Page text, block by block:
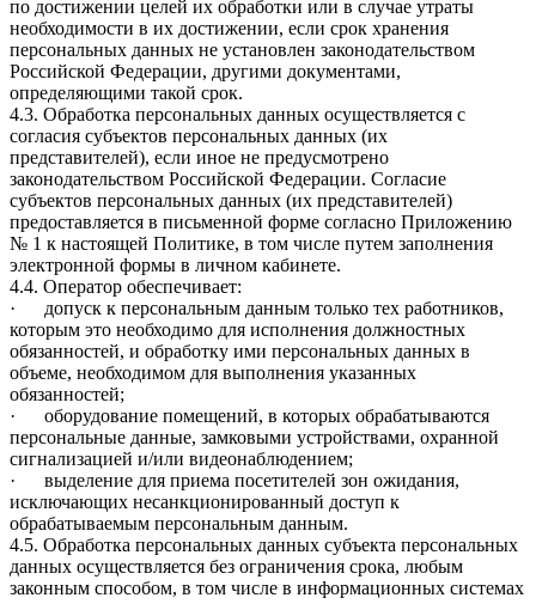
по достижении целей их обработки или в случае утраты
необходимости в их достижении, если срок хранения
персональных данных не установлен законодательством
Российской Федерации, другими документами,
определяющими такой срок.
4.3. Обработка персональных данных осуществляется с
согласия субъектов персональных данных (их
представителей), если иное не предусмотрено
законодательством Российской Федерации. Согласие
субъектов персональных данных (их представителей)
предоставляется в письменной форме согласно Приложению
№ 1 к настоящей Политике, в том числе путем заполнения
электронной формы в личном кабинете.
4.4. Оператор обеспечивает:
· допуск к персональным данным только тех работников,
которым это необходимо для исполнения должностных
обязанностей, и обработку ими персональных данных в
объеме, необходимом для выполнения указанных
обязанностей;
· оборудование помещений, в которых обрабатываются
персональные данные, замковыми устройствами, охранной
сигнализацией и/или видеонаблюдением;
· выделение для приема посетителей зон ожидания,
исключающих несанкционированный доступ к
обрабатываемым персональным данным.
4.5. Обработка персональных данных субъекта персональных
данных осуществляется без ограничения срока, любым
законным способом, в том числе в информационных системах